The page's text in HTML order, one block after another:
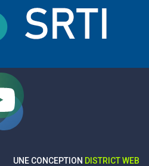
UNE CONCEPTION DISTRICT WEB